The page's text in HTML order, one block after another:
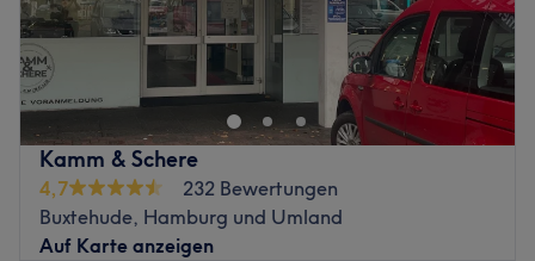
Geh keine Kompromisse ein und lass deine Haare von
echten Expertinnen auf Vordermann bringen - und zwar
bei Haarkultur in der Lindenstraße in Neu Wulmstorf!
Egal ob ein ausgefallener Haarschnitt, Dauerwelle oder
anspruchsvoller Balayage-Look, hier findest du garantiert
was dein Herz begehrt!
Nächste öffentliche Verkehrsmittel:
Die Haltestelle Elstorf Kirche ist nur wenige Gehminuten
Kamm & Schere
4,7
232 Bewertungen
Buxtehude, Hamburg und Umland
Auf Karte anzeigen